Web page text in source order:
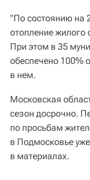
"По состоянию на
отопление
При этом в 35
обеспечено 100%
в нем.
Московская
сезон досрочно.
по просьбам
в Подмосковье
в материалах.